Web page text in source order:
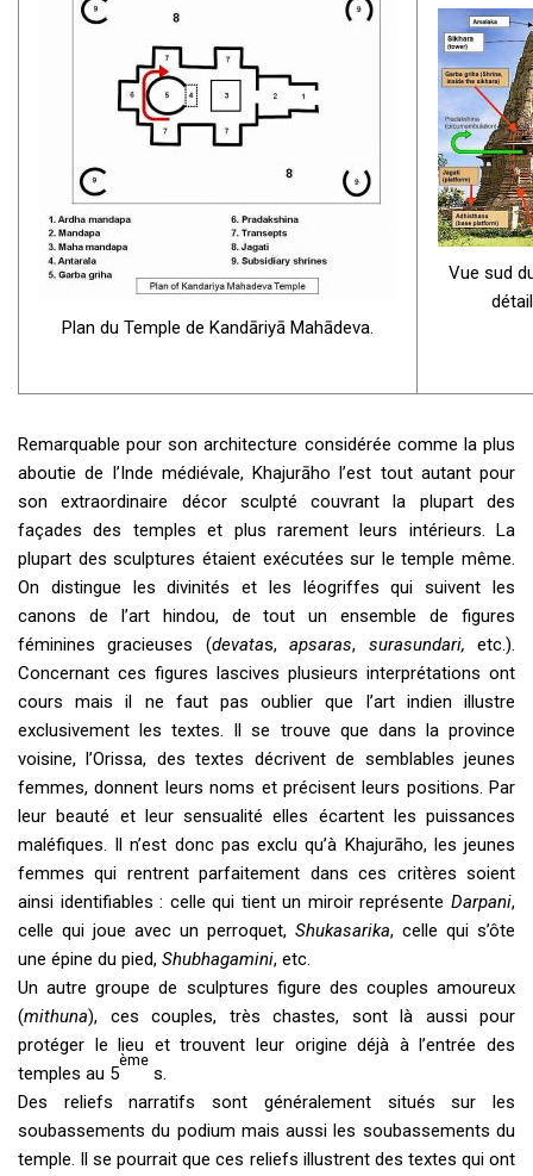
Plan du Temple de Kandāriyā Mahādeva.
Vue sud
Remarquable pour son architecture considérée comme la plus
aboutie de l’Inde médiévale, Khajurāho l’est tout autant pour
son extraordinaire décor sculpté couvrant la plupart des
façades des temples et plus rarement leurs intérieurs. La
plupart des sculptures étaient exécutées sur le temple même.
On distingue les divinités et les léogriffes qui suivent les
canons de l’art hindou, de tout un ensemble de figures
féminines gracieuses (devatas,apsaras, surasundari,etc.).
Concernant ces figures lascives plusieurs interprétations ont
cours mais il ne faut pas oublier que l’art indien illustre
exclusivement les textes. Il se trouve que dans la province
voisine, l’Orissa, des textes décrivent de semblables jeunes
femmes, donnent leurs noms et précisent leurs positions. Par
leur beauté et leur sensualité elles écartent les puissances
maléfiques. Il n’est donc pas exclu qu’à Khajurāho, les jeunes
femmes qui rentrent parfaitement dans ces critères soient
ainsi identifiables : celle qui tient un miroir représente Darpani,
celle qui joue avec un perroquet, Shukasarika, celle qui s’ôte
une épine du pied, Shubhagamini, etc.
Un autre groupe de sculptures figure des couples amoureux
(mithuna), ces couples, très chastes, sont là aussi pour
protéger le lieu et trouvent leur origine déjà à l’entrée des
temples au 5
ème
s.
Des reliefs narratifs sont généralement situés sur les
soubassements du podium mais aussi les soubassements du
temple. Il se pourrait que ces reliefs illustrent des textes qui ont